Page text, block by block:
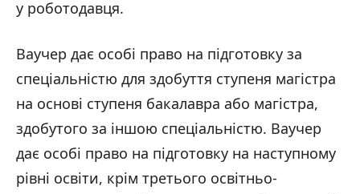
у роботодавця.
Ваучер дає особі право на підготовку за
спеціальністю для здобуття ступеня магістра
на основі ступеня бакалавра або магістра,
здобутого за іншою спеціальністю. Ваучер
дає особі право на підготовку на наступному
рівні освіти, крім третього освітньо-